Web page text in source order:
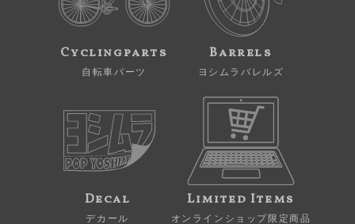
Cyclingparts
自転車パーツ
Barrels
ヨシムラバレルズ
Decal
デカール
Limited Items
オンラインショップ限定商品